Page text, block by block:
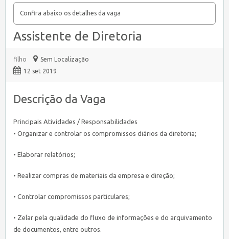
Confira abaixo os detalhes da vaga
Assistente de Diretoria
filho
Sem Localização
12 set 2019
Descrição da Vaga
Principais Atividades / Responsabilidades
• Organizar e controlar os compromissos diários da diretoria;
• Elaborar relatórios;
• Realizar compras de materiais da empresa e direção;
• Controlar compromissos particulares;
• Zelar pela qualidade do fluxo de informações e do arquivamento
de documentos, entre outros.